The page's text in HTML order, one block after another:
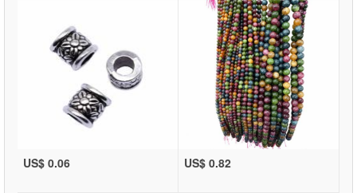
US$ 0.06 US$ 0.82